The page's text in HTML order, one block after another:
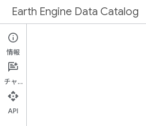
Earth Engine Data Catalog
Google は AI 技術
Datasets
情報
チャット
API